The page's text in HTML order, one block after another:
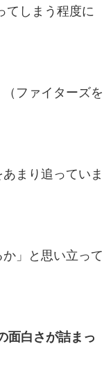
てしまう程度に
ファイターズを
まり追っていま
」と思い立って
面白さが詰まっ